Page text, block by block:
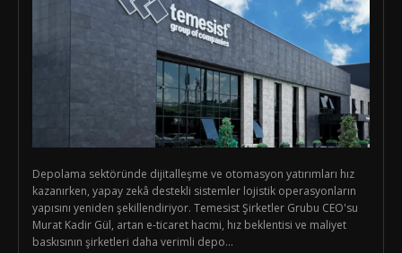
Depolama sektöründe dijitalleşme ve otomasyon yatırımları hız
kazanırken, yapay zekâ destekli sistemler lojistik operasyonların
yapısını yeniden şekillendiriyor. Temesist Şirketler Grubu CEO'su
Murat Kadir Gül, artan e-ticaret hacmi, hız beklentisi ve maliyet
baskısının şirketleri daha verimli depo...